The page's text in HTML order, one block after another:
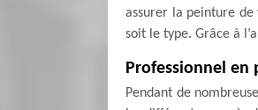
assurer la peinture de
soit le type. Grâce à
Professionnel
Pendant de